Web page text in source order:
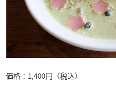
価格：1,400円（税込）